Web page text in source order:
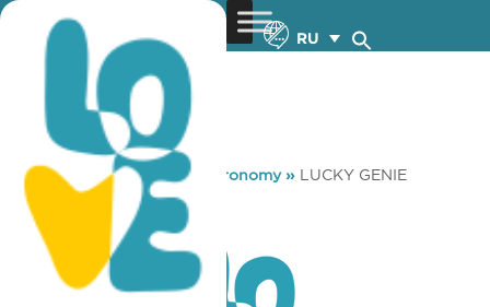
RU
You are here: Home »Gastronomy» LUCKY GENIE
LUCKY GENIE